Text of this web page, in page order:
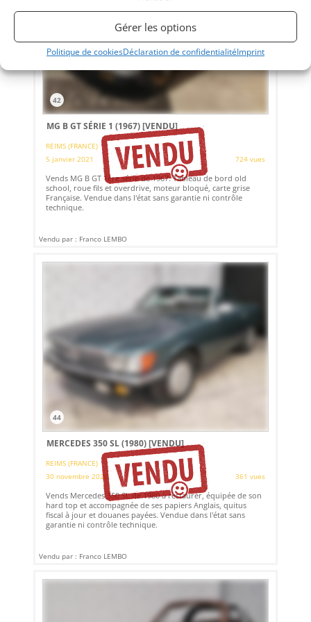
Gérer les options
Politique de cookiesDéclaration de confidentialitéImprint
42
MG B GT SÉRIE 1 (1967)[VENDU]
REIMS (FRANCE)
5 janvier 2021
724 vues
Vends MG B GT 1ère série de 1967. Tableau de bord old
school, roue fils et overdrive, moteur bloqué, carte grise
Française. Vendue dans l'état sans garantie ni contrôle
technique.
Vendu par : Franco LEMBO
44
MERCEDES 350 SL (1980)[VENDU]
REIMS (FRANCE)
30 novembre 2020
361 vues
Vends Mercedes 350 SL de 1980 à restaurer, équipée de son
hard top et accompagnée de ses papiers Anglais, quitus
fiscal à jour et douanes payées. Vendue dans l'état sans
garantie ni contrôle technique.
Vendu par : Franco LEMBO